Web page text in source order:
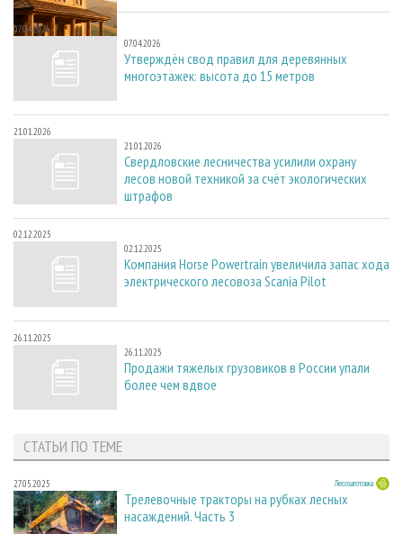
07.04.2026
07.04.2026
Утверждён свод правил для деревянных
многоэтажек: высота до 15 метров
21.01.2026
21.01.2026
Свердловские лесничества усилили охрану
лесов новой техникой за счёт экологических
штрафов
02.12.2025
02.12.2025
Компания Horse Powertrain увеличила запас хода
электрического лесовоза Scania Pilot
26.11.2025
26.11.2025
Продажи тяжелых грузовиков в России упали
более чем вдвое
СТАТЬИ ПО ТЕМЕ
27.05.2025 Лесозаготовка
Трелевочные тракторы на рубках лесных
насаждений. Часть 3